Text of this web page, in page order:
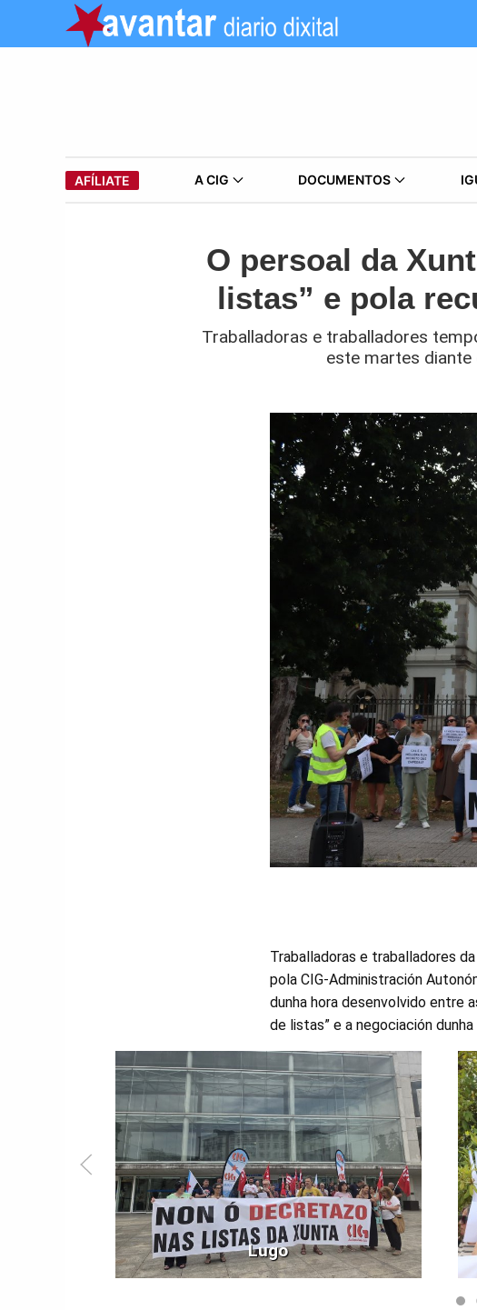
AFÍLIATE A CIG DOCUMENTOS
O persoal da
listas” e pola
Traballadoras e traballadores
este martes
Traballadoras e traballadores
pola CIG-Administración
dunha hora desenvolvido entre
de listas” e a negociación
Lugo